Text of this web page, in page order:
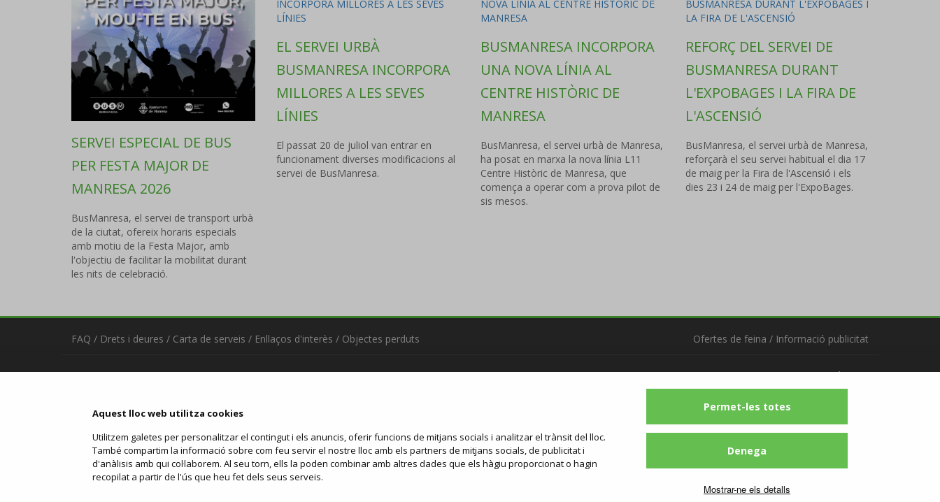
Aquest lloc web utilitza cookies
Utilitzem galetes per personalitzar el contingut i els anuncis, oferir funcions de mitjans socials i analitzar el trànsit del lloc.
També compartim la informació sobre com feu servir el nostre lloc amb els partners de mitjans socials, de publicitat i
d'anàlisis amb qui col·laborem. Al seu torn, ells la poden combinar amb altres dades que els hàgiu proporcionat o hagin
recopilat a partir de l'ús que heu fet dels seus serveis.
Permet-les totes
Denega
Mostrar-ne els detalls
SERVEI ESPECIAL DE BUS
PER FESTA MAJOR DE
MANRESA 2026
BusManresa, el servei de transport urbà
de la ciutat, ofereix horaris especials
amb motiu de la Festa Major, amb
l'objectiu de facilitar la mobilitat durant
les nits de celebració.
EL SERVEI URBÀ
BUSMANRESA INCORPORA
MILLORES A LES SEVES
LÍNIES
El passat 20 de juliol van entrar en
funcionament diverses modificacions al
servei de BusManresa.
BUSMANRESA INCORPORA
UNA NOVA LÍNIA AL
CENTRE HISTÒRIC DE
MANRESA
BusManresa, el servei urbà de Manresa,
ha posat en marxa la nova línia L11
Centre Històric de Manresa, que
comença a operar com a prova pilot de
sis mesos.
REFORÇ DEL SERVEI DE
BUSMANRESA DURANT
L'EXPOBAGES I LA FIRA DE
L'ASCENSIÓ
BusManresa, el servei urbà de Manresa,
reforçarà el seu servei habitual el dia 17
de maig per la Fira de l'Ascensió i els
dies 23 i 24 de maig per l'ExpoBages.
FAQ / Drets i deures / Carta de serveis / Enllaços d'interès / Objectes perduts Ofertes de feina / Informació publicitat
Contacta
C/ ARTÉS, 15 - 08243 Manresa
93 875 71 50
urba@manresabus.com
Servei ofert per:
Segueix-nos